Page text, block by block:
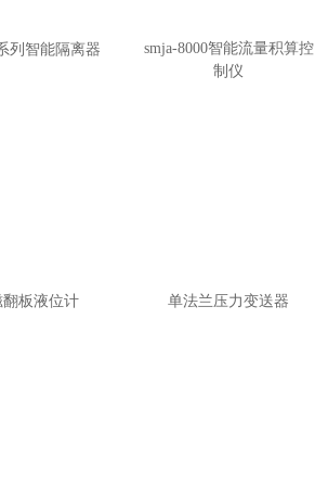
列智能隔离器
smja-8000智能流量积算控
制仪
翻板液位计 单法兰压力变送器